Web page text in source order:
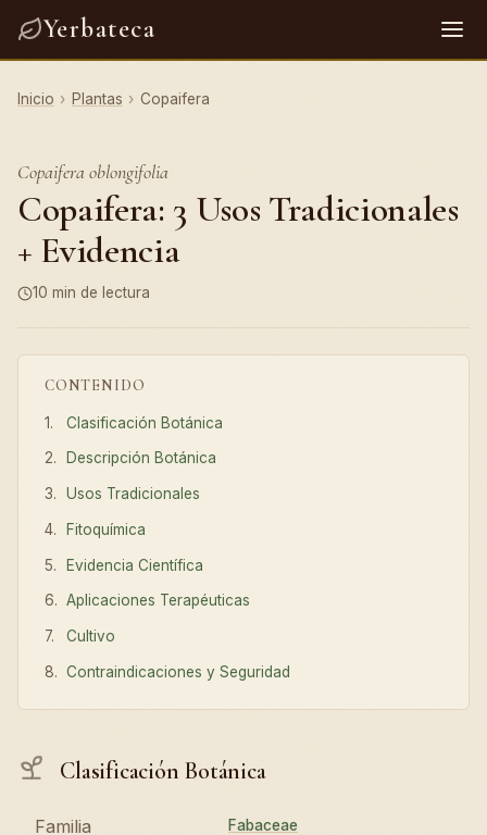
Yerbateca
Inicio › Plantas › Copaifera
Copaifera oblongifolia
Copaifera: 3 Usos Tradicionales
+ Evidencia
10 min de lectura
CONTENIDO
Clasificación Botánica
Descripción Botánica
Usos Tradicionales
Fitoquímica
Evidencia Científica
Aplicaciones Terapéuticas
Cultivo
Contraindicaciones y Seguridad
Clasificación Botánica
Familia Fabaceae